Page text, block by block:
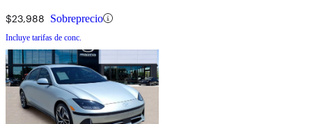
$23,988 Sobreprecio
Incluye tarifas de conc.